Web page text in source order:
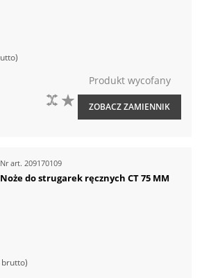
DO LISTY ŻYCZEŃ
DO PORÓWNANIA
Produkt wycofany
ZOBACZ ZAMIENNIK
Nr art. 209170109
Noże do strugarek ręcznych CT 75 MM